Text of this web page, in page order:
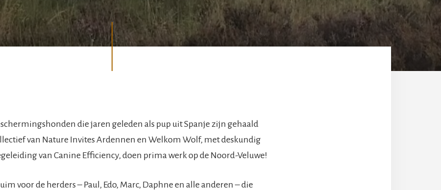
die jaren geleden als pup uit Spanje zijn gehaald
van Nature Invites Ardennen en Welkom Wolf, met deskundig
van Canine Efficiency, doen prima werk op de Noord-Veluwe!
voor de herders – Paul, Edo, Marc, Daphne en alle anderen – die